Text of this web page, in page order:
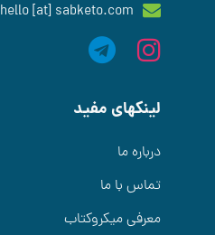
hello [at] sabketo.com
لینکهای مفید
درباره ما
تماس با ما
معرفی میکروکتاب